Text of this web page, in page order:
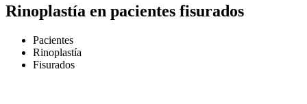
Rinoplastía en pacientes fisurados
Pacientes
Rinoplastía
Fisurados